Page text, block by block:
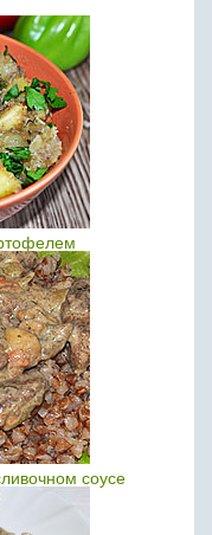
соусе